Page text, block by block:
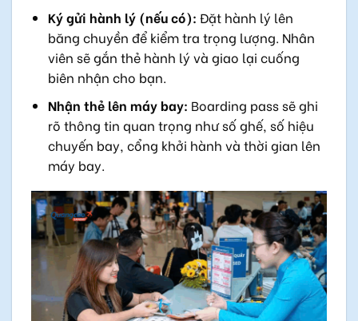
Ký gửi hành lý (nếu có): Đặt hành lý lên
băng chuyền để kiểm tra trọng lượng. Nhân
viên sẽ gắn thẻ hành lý và giao lại cuống
biên nhận cho bạn.
Nhận thẻ lên máy bay: Boarding pass sẽ ghi
rõ thông tin quan trọng như số ghế, số hiệu
chuyến bay, cổng khởi hành và thời gian lên
máy bay.